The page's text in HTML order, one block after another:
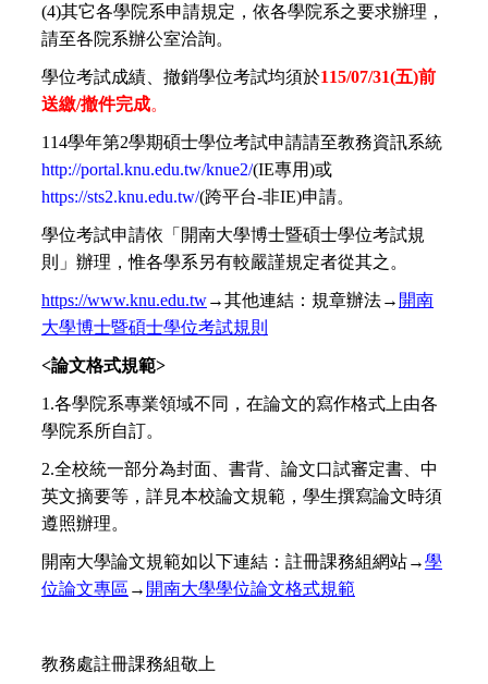
(4)其它各學院系申請規定，依各學院系之要求辦理，
請至各院系辦公室洽詢。
學位考試成績、撤銷學位考試均須於115/07/31(五)前
送繳/撤件完成。
114學年第2學期碩士學位考試申請請至教務資訊系統
http://portal.knu.edu.tw/knue2/(IE專用)或
https://sts2.knu.edu.tw/(跨平台-非IE)申請。
學位考試申請依「開南大學博士暨碩士學位考試規
則」辦理，惟各學系另有較嚴謹規定者從其之。
https://www.knu.edu.tw→其他連結：規章辦法→ 開南
大學博士暨碩士學位考試規則
<論文格式規範>
1.各學院系專業領域不同，在論文的寫作格式上由各
學院系所自訂。
2.全校統一部分為封面、書背、論文口試審定書、中
英文摘要等，詳見本校論文規範，學生撰寫論文時須
遵照辦理。
開南大學論文規範如以下連結：註冊課務組網站→學
位論文專區 → 開南大學學位論文格式規範
教務處註冊課務組敬上